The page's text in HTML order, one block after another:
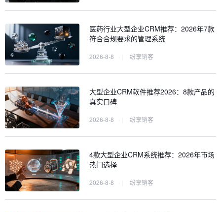
医药行业大型企业CRM推荐：2026年7款
符合合规要求的管理系统
2026-8-8 | 纷享销客
大型企业CRM软件推荐2026：8款产品的
真实口碑
2026-8-8 | 纷享销客
4款大型企业CRM系统推荐：2026年市场
热门选择
2026-8-8 | 纷享销客